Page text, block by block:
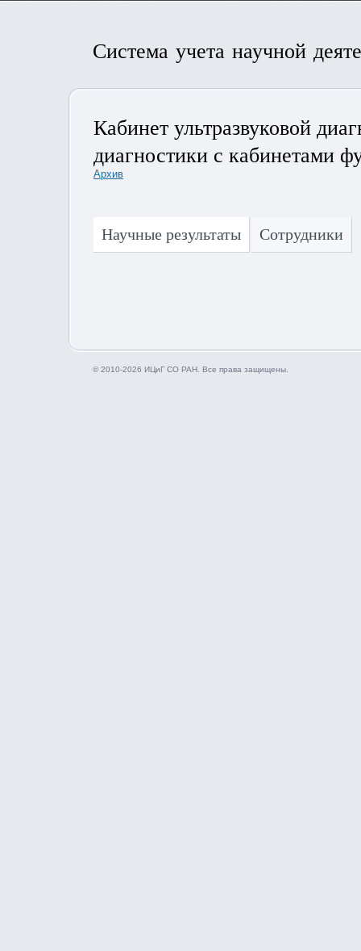
Система учета научной
Кабинет ультразвуковой
диагностики с кабинетами
Архив
Научные результаты Сотрудники
© 2010-2026 ИЦиГ СО РАН. Все права защищены.